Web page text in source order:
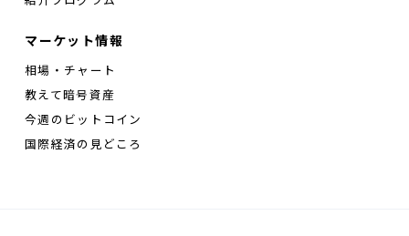
マーケット情報
相場・チャート
教えて暗号資産
今週のビットコイン
国際経済の見どころ